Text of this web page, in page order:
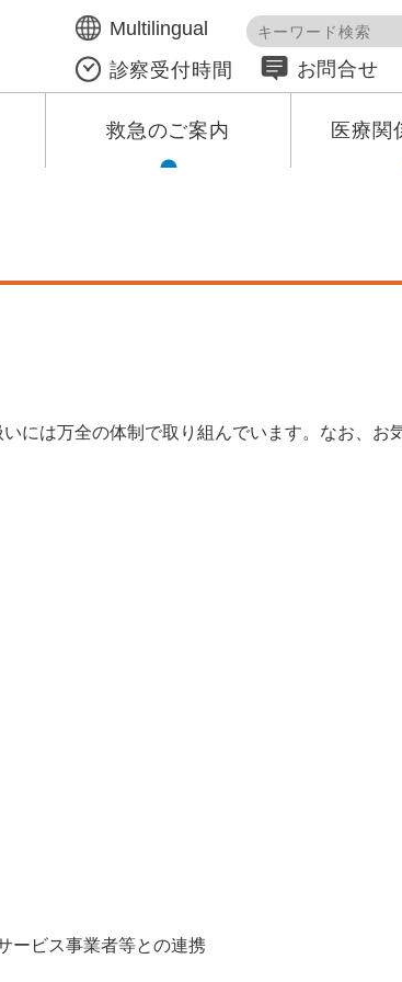
Multilingual
診察受付時間
お問合せ
救急のご案内 医療関
には万全の体制で取り組んでいます。なお、お
ービス事業者等との連携